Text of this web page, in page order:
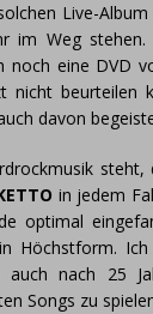
Live-
im Weg stehen.
noch eine DVD
nicht beurteilen
davon
steht,
in jedem
optimal
Höchstform.
auch nach 25
Songs zu